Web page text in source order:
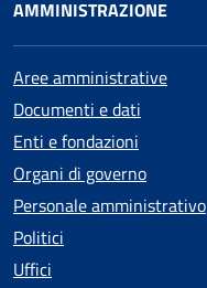
AMMINISTRAZIONE
Aree amministrative
Documenti e dati
Enti e fondazioni
Organi di governo
Personale amministrativo
Politici
Uffici